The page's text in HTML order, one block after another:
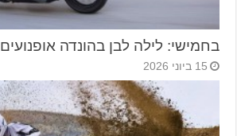
בחמישי: לילה לבן בהונדה אופנועים
15 ביוני 2026